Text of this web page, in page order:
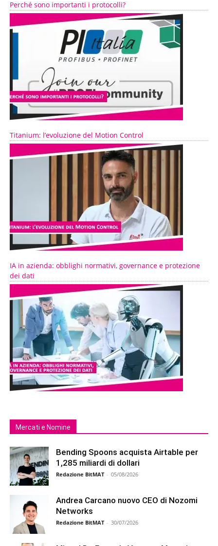
Perché sono importanti i protocolli?
Titanium: l’evoluzione del Motion Control
IA in azienda: obblighi normativi, governance e protezione
dei dati
Mercati e Nomine
Bending Spoons acquista Airtable per
1,285 miliardi di dollari
Redazione BitMAT - 05/08/2026
Andrea Carcano nuovo CEO di Nozomi
Networks
Redazione BitMAT - 30/07/2026